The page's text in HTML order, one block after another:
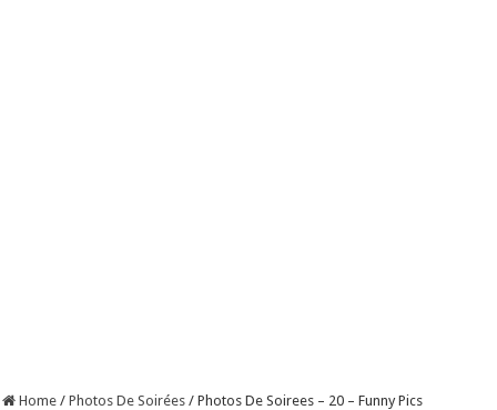
Home / Photos De Soirées / Photos De Soirees – 20 – Funny Pics